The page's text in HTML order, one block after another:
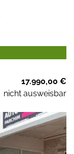
17.990,00 €
nicht ausweisbar